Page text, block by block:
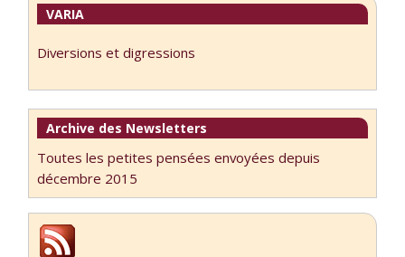
VARIA
Diversions et digressions
Archive des Newsletters
Toutes les petites pensées envoyées depuis
décembre 2015